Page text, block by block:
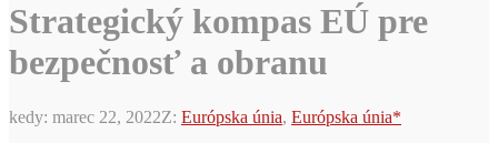
Strategický kompas EÚ pre
bezpečnosť a obranu
kedy: marec 22, 2022Z: Európska únia, Európska únia*